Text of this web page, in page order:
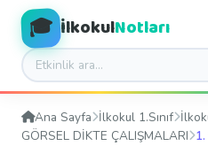
🎓 İlkokulNotları
Ana Sayfa İlkokul 1.Sınıf
GÖRSEL DİKTE ÇALIŞMALARI